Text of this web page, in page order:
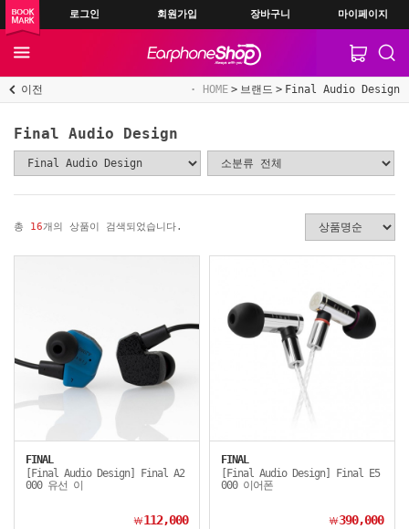
로그인 회원가입 장바구니 마이페이지
이전 HOME 브랜드 Final Audio Design
Final Audio Design
총 16개의 상품이 검색되었습니다.
FINAL
[Final Audio Design] Final A2
000 유선 이
￦112,000
FINAL
[Final Audio Design] Final E5
000 이어폰
￦390,000